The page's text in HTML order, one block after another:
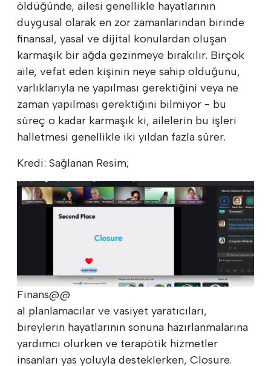
öldüğünde, ailesi genellikle hayatlarının
duygusal olarak en zor zamanlarından birinde
finansal, yasal ve dijital konulardan oluşan
karmaşık bir ağda gezinmeye bırakılır. Birçok
aile, vefat eden kişinin neye sahip olduğunu,
varlıklarıyla ne yapılması gerektiğini veya ne
zaman yapılması gerektiğini bilmiyor - bu
süreç o kadar karmaşık ki, ailelerin bu işleri
halletmesi genellikle iki yıldan fazla sürer.
Kredi: Sağlanan Resim;
Finans@@
al planlamacılar ve vasiyet yaratıcıları,
bireylerin hayatlarının sonuna hazırlanmalarına
yardımcı olurken ve terapötik hizmetler
insanları yas yoluyla desteklerken, Closure.